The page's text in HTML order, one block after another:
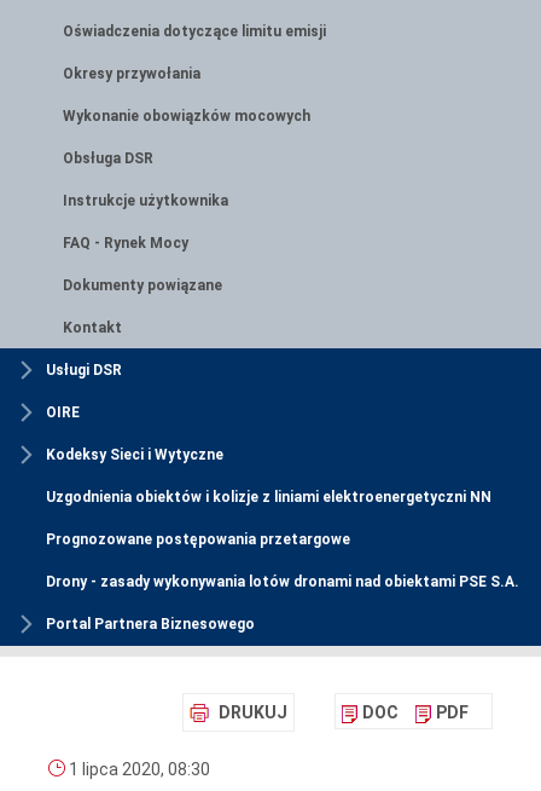
Oświadczenia dotyczące limitu emisji
Okresy przywołania
Wykonanie obowiązków mocowych
Obsługa DSR
Instrukcje użytkownika
FAQ - Rynek Mocy
Dokumenty powiązane
Kontakt
Usługi DSR
OIRE
Kodeksy Sieci i Wytyczne
Uzgodnienia obiektów i kolizje z liniami elektroenergetyczni NN
Prognozowane postępowania przetargowe
Drony - zasady wykonywania lotów dronami nad obiektami PSE S.A.
Portal Partnera Biznesowego
DRUKUJ DOC PDF
1 lipca 2020, 08:30